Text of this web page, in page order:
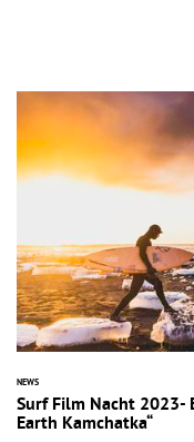
NEWS
Surf Film Nacht 2023-
Earth Kamchatka“